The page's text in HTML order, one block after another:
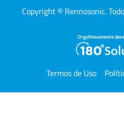
Copyright © Rennosonic.
Orgulhosamente
Termos de Uso